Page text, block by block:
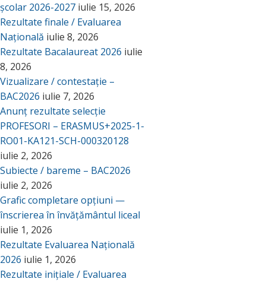
școlar 2026-2027 iulie 15, 2026
Rezultate finale / Evaluarea
Națională iulie 8, 2026
Rezultate Bacalaureat 2026 iulie
8, 2026
Vizualizare / contestație –
BAC2026 iulie 7, 2026
Anunț rezultate selecție
PROFESORI – ERASMUS+2025-1-
RO01-KA121-SCH-000320128
iulie 2, 2026
Subiecte / bareme – BAC2026
iulie 2, 2026
Grafic completare opțiuni —
înscrierea în învățământul liceal
iulie 1, 2026
Rezultate Evaluarea Națională
2026 iulie 1, 2026
Rezultate inițiale / Evaluarea